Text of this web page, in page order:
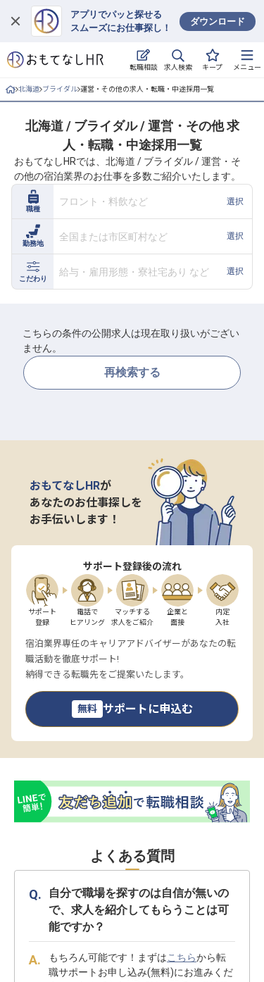
アプリでパッと探せる
スムーズにお仕事探し！
ダウンロード
転職相談 求人検索 キープ メニュー
ログイン
求人・施設を探す
就職・転職 合同説明会
おもてなしHRについて
ご利用の流れ
よくある質問
ホテル・宿泊業界情報コラム
無料 転職サポートに申し込む
採用をお考えの企業様へ
北海道 ブライダル 運営・その他の求人・転職・中途採用一覧
北海道 / ブライダル / 運営・その他 求
人・転職・中途採用一覧
おもてなしHRでは、北海道 / ブライダル / 運営・そ
の他の宿泊業界のお仕事を多数ご紹介いたします。
職種
フロント・料飲など 選択
勤務地
全国または市区町村など 選択
こだわり
給与・雇用形態・寮社宅あり など 選択
こちらの条件の公開求人は現在取り扱いがござい
ません。
再検索する
おもてなしHRが
あなたのお仕事探しを
お手伝いします！
サポート登録後の流れ
サポート
登録
電話で
ヒアリング
マッチする
求人をご紹介
企業と
面接
内定
入社
宿泊業界専任のキャリアアドバイザーがあなたの転
職活動を徹底サポート!
納得できる転職先をご提案いたします。
無料 サポートに申込む
よくある質問
自分で職場を探すのは自信が無いの
で、求人を紹介してもらうことは可
能ですか？
もちろん可能です！まずはこちらから転
職サポートお申し込み(無料)にお進みくだ